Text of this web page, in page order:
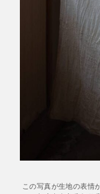
この写真が生地の表情